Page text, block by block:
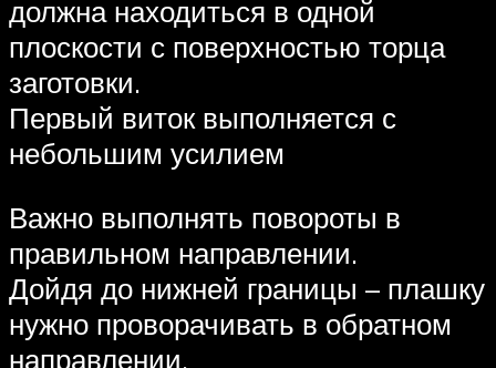
должна находиться в одной
плоскости с поверхностью торца
заготовки.
Первый виток выполняется с
небольшим усилием
Важно выполнять повороты в
правильном направлении.
Дойдя до нижней границы – плашку
нужно проворачивать в обратном
направлении.